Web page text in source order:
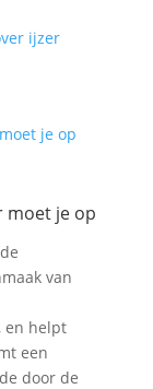
ijzer
moet je op
van
en helpt
een
door de